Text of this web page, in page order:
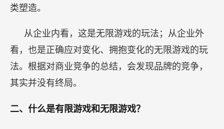
类塑造。
从企业内看，这是无限游戏的玩法；从企业外
看，也是正确应对变化、拥抱变化的无限游戏的玩
法。根据对商业竞争的总结，会发现品牌的竞争，
其实并没有终局。
二、什么是有限游戏和无限游戏？